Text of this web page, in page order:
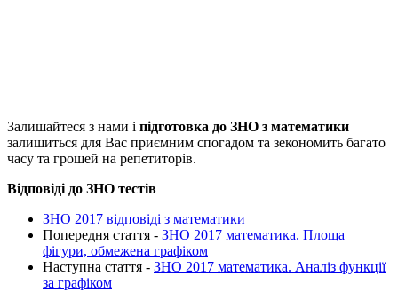
Залишайтеся з нами і підготовка до ЗНО з математики
залишиться для Вас приємним спогадом та зекономить багато
часу та грошей на репетиторів.
Відповіді до ЗНО тестів
ЗНО 2017 відповіді з математики
Попередня стаття - ЗНО 2017 математика. Площа
фігури, обмежена графіком
Наступна стаття - ЗНО 2017 математика. Аналіз функції
за графіком